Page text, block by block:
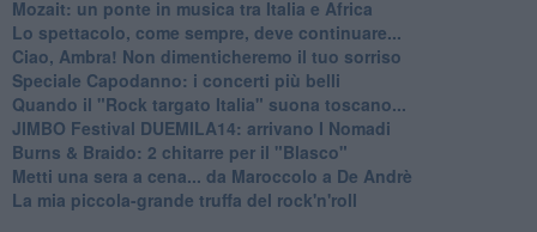
Mozait: un ponte in musica tra Italia e Africa
Lo spettacolo, come sempre, deve continuare...
Ciao, Ambra! Non dimenticheremo il tuo sorriso
Speciale Capodanno: i concerti più belli
Quando il "Rock targato Italia" suona toscano...
JIMBO Festival DUEMILA14: arrivano I Nomadi
Burns & Braido: 2 chitarre per il "Blasco"
Metti una sera a cena... da Maroccolo a De Andrè
La mia piccola-grande truffa del rock'n'roll